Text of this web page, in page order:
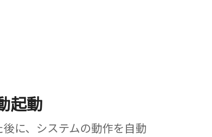
起動
に、システムの動作を自動